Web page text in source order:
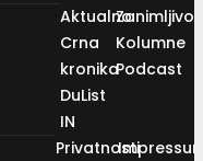
Aktualno
Crna
kronika
DuList
IN
Kolumne
Podcast
Privatnosti